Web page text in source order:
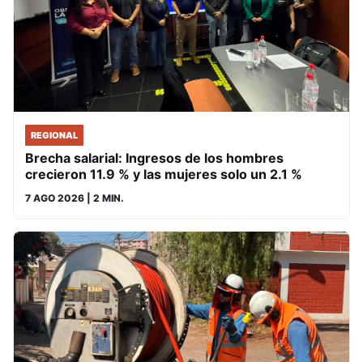
REGIONAL
Brecha salarial: Ingresos de los hombres
crecieron 11.9 % y las mujeres solo un 2.1 %
7 AGO 2026 | 2 MIN.